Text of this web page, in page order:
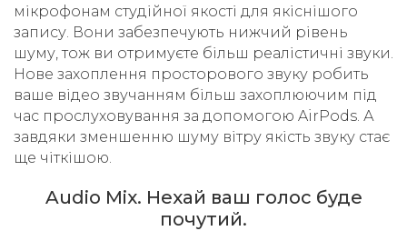
мікрофонам студійної якості для якіснішого
запису. Вони забезпечують нижчий рівень
шуму, тож ви отримуєте більш реалістичні звуки.
Нове захоплення просторового звуку робить
ваше відео звучанням більш захоплюючим під
час прослуховування за допомогою AirPods. А
завдяки зменшенню шуму вітру якість звуку стає
ще чіткішою.
Audio Mix. Нехай ваш голос буде
почутий.